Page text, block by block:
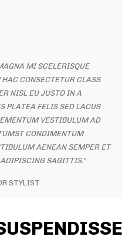
MI SCELERISQUE
CONSECTETUR CLASS
NISL EU JUSTO IN A
PLATEA FELIS SED LACUS
VESTIBULUM AD
CONDIMENTUM
AENEAN SEMPER ET
SAGITTIS."
STYLIST